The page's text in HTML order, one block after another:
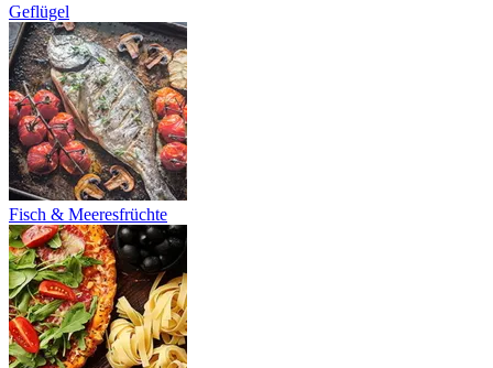
Geflügel
Fisch & Meeresfrüchte